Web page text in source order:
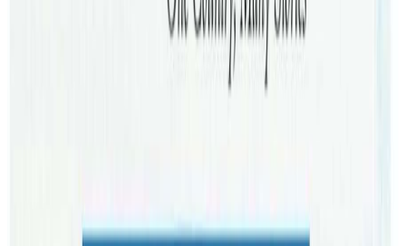
आउने पर्यटकहरुलाई लक्षित गरेर विभिन्न प्याकेज सेवा सञ्चालन
गर्दैआएको छ । नेपालका पर्यटकिय गन्तब्यहरुको प्रचारप्रसारका साथै
टुर प्याकेज मार्फत पर्यटक भित्राउन भुमिका खेलेको ट्राभललले
सहजिकरणका साथै, छुट्टीका घुमघाम प्याकेज, साहसियक यात्राका